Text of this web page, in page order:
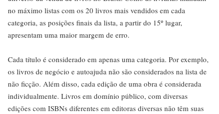
no máximo listas com os 20 livros mais vendidos em cada
categoria, as posições finais da lista, a partir do 15º lugar,
apresentam uma maior margem de erro.
Cada título é considerado em apenas uma categoria. Por exemplo,
os livros de negócio e autoajuda não são considerados na lista de
não ficção. Além disso, cada edição de uma obra é considerada
individualmente. Livros em domínio público, com diversas
edições com ISBNs diferentes em editoras diversas não têm suas